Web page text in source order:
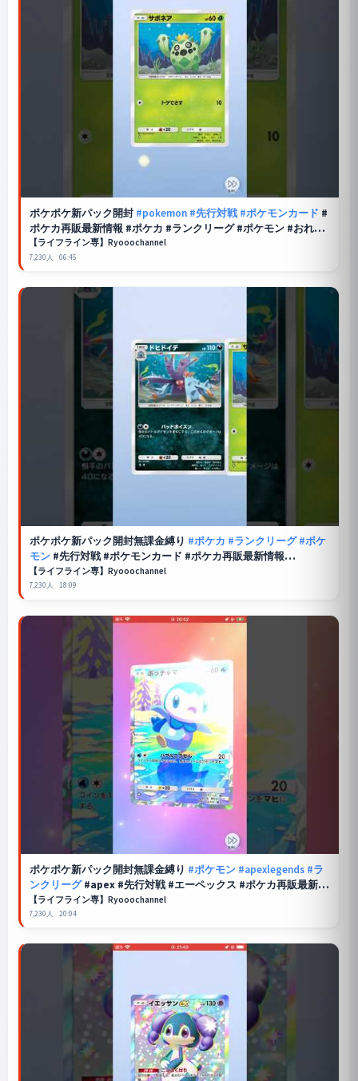
ポケポケ新パック開封 #pokemon #先行対戦 #ポケモンカード #
ポケカ再販最新情報 #ポケカ #ランクリーグ #ポケモン #おれポ
ケ #pokemoncards #apexlegends
【ライフライン専】Ryooochannel
7,230人 06:45
ポケポケ新パック開封無課金縛り #ポケカ #ランクリーグ #ポケ
モン#先行対戦 #ポケモンカード #ポケカ再販最新情報
#pokemon #おれポケ #apexlegends #apex
【ライフライン専】Ryooochannel
7,230人 18:09
ポケポケ新パック開封無課金縛り #ポケモン #apexlegends #ラ
ンクリーグ#apex #先行対戦 #エーペックス #ポケカ再販最新情
報 #pokemon #ポケモンカード
【ライフライン専】Ryooochannel
7,230人 20:04